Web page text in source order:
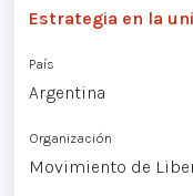
Estrategia en la
País
Argentina
Organización
Movimiento de